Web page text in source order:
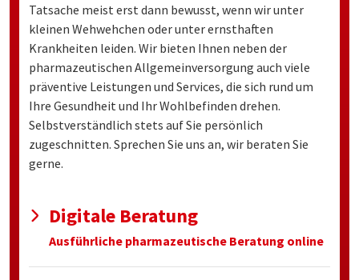
Tatsache meist erst dann bewusst, wenn wir unter
kleinen Wehwehchen oder unter ernsthaften
Krankheiten leiden. Wir bieten Ihnen neben der
pharmazeutischen Allgemeinversorgung auch viele
präventive Leistungen und Services, die sich rund um
Ihre Gesundheit und Ihr Wohlbefinden drehen.
Selbstverständlich stets auf Sie persönlich
zugeschnitten. Sprechen Sie uns an, wir beraten Sie
gerne.
Digitale Beratung
Ausführliche pharmazeutische Beratung online